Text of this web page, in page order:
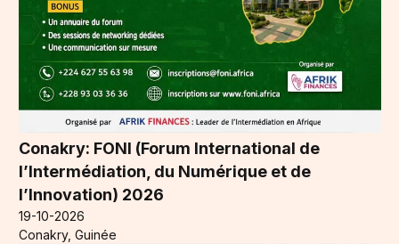
Conakry: FONI (Forum International de
l’Intermédiation, du Numérique et de
l’Innovation) 2026
19-10-2026
Conakry, Guinée